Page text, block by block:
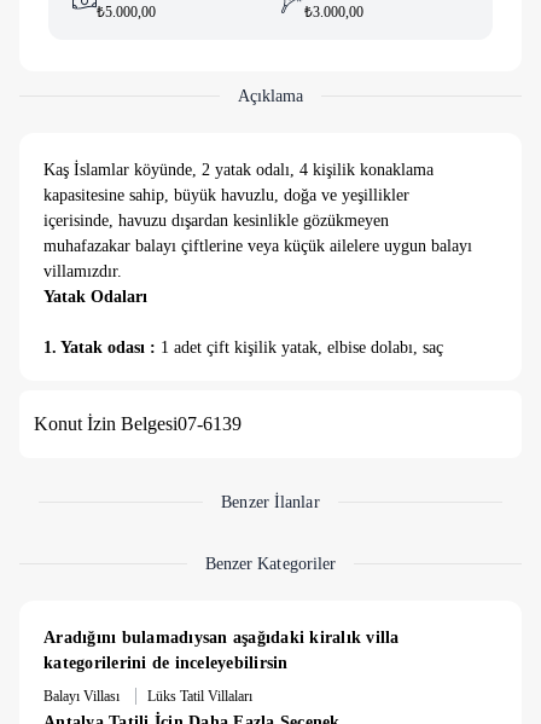
₺5.000,00
₺3.000,00
Açıklama
Kaş İslamlar köyünde, 2 yatak odalı, 4 kişilik konaklama
kapasitesine sahip, büyük havuzlu, doğa ve yeşillikler
içerisinde, havuzu dışardan kesinlikle gözükmeyen
muhafazakar balayı çiftlerine veya küçük ailelere uygun balayı
villamızdır.
Yatak Odaları
1. Yatak odası : 1 adet çift kişilik yatak, elbise dolabı, saç
5000 Türk Lirası veya değerinde diğer yabancı para birimi
kırık, dökük, hasar, zayi, kayıp vs. için villaya giriş de kapora
olarak yetkili kişi tarafından alınır. Herhangi bir problem
olmadığı durumda çıkış saatinde ödemiş olduğunuz rakam size
Konut İzin Belgesi07-6139
Benzer İlanlar
Benzer Kategoriler
Aradığını bulamadıysan aşağıdaki kiralık villa
kategorilerini de inceleyebilirsin
Balayı Villası | Lüks Tatil Villaları